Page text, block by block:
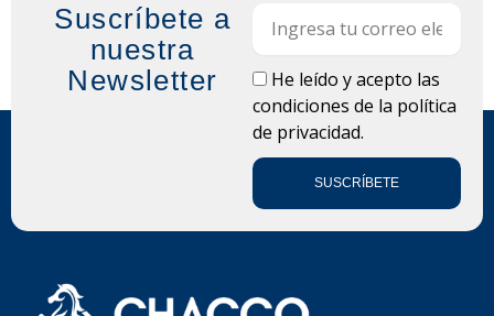
Suscríbete a
nuestra
Newsletter
LOPDHe leído y acepto las
condiciones de la política
de privacidad.
SUSCRÍBETE